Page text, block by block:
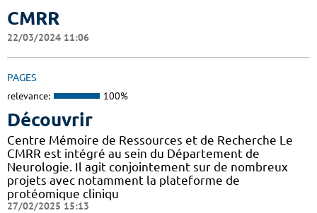
CMRR
22/03/2024 11:06
PAGES
relevance: 100%
Découvrir
Centre Mémoire de Ressources et de Recherche Le
CMRR est intégré au sein du Département de
Neurologie. Il agit conjointement sur de nombreux
projets avec notamment la plateforme de
protéomique cliniqu
27/02/2025 15:13